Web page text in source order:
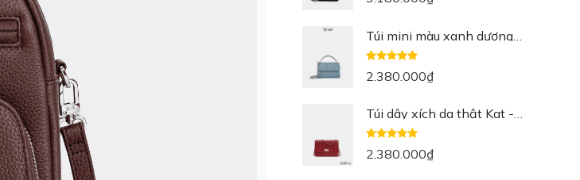
Túi mini màu xanh dương
Jesmini da thật
2.380.000₫
Túi dây xích da thật Kat -
Jen màu đỏ
2.380.000₫